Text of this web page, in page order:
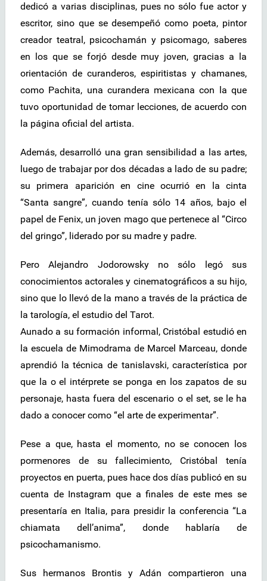
dedicó a varias disciplinas, pues no sólo fue actor y
escritor, sino que se desempeñó como poeta, pintor
creador teatral, psicochamán y psicomago, saberes
en los que se forjó desde muy joven, gracias a la
orientación de curanderos, espiritistas y chamanes,
como Pachita, una curandera mexicana con la que
tuvo oportunidad de tomar lecciones, de acuerdo con
la página oficial del artista.
Además, desarrolló una gran sensibilidad a las artes,
luego de trabajar por dos décadas a lado de su padre;
su primera aparición en cine ocurrió en la cinta
“Santa sangre”, cuando tenía sólo 14 años, bajo el
papel de Fenix, un joven mago que pertenece al “Circo
del gringo”, liderado por su madre y padre.
Pero Alejandro Jodorowsky no sólo legó sus
conocimientos actorales y cinematográficos a su hijo,
sino que lo llevó de la mano a través de la práctica de
la tarología, el estudio del Tarot.
Aunado a su formación informal, Cristóbal estudió en
la escuela de Mimodrama de Marcel Marceau, donde
aprendió la técnica de tanislavski, característica por
que la o el intérprete se ponga en los zapatos de su
personaje, hasta fuera del escenario o el set, se le ha
dado a conocer como “el arte de experimentar”.
Pese a que, hasta el momento, no se conocen los
pormenores de su fallecimiento, Cristóbal tenía
proyectos en puerta, pues hace dos días publicó en su
cuenta de Instagram que a finales de este mes se
presentaría en Italia, para presidir la conferencia “La
chiamata dell’anima”, donde hablaría de
psicochamanismo.
Sus hermanos Brontis y Adán compartieron una